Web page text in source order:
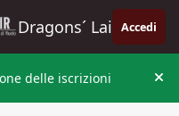
Dragons´ Lair Accedi
delle iscrizioni